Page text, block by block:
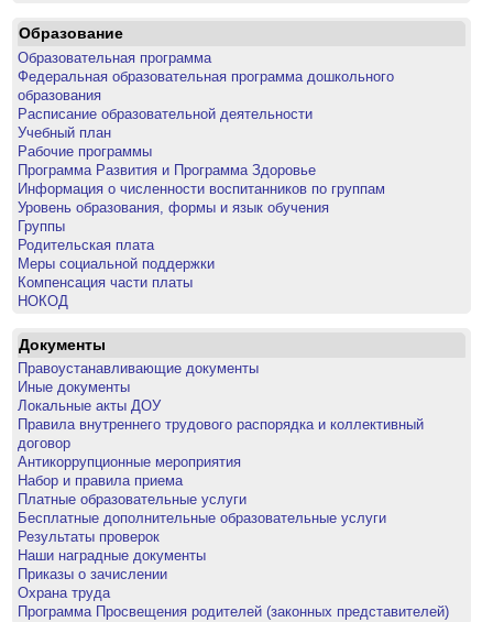
Образование
Образовательная программа
Федеральная образовательная программа дошкольного
образования
Расписание образовательной деятельности
Учебный план
Рабочие программы
Программа Развития и Программа Здоровье
Информация о численности воспитанников по группам
Уровень образования, формы и язык обучения
Группы
Родительская плата
Меры социальной поддержки
Компенсация части платы
НОКОД
Документы
Правоустанавливающие документы
Иные документы
Локальные акты ДОУ
Правила внутреннего трудового распорядка и коллективный
договор
Антикоррупционные мероприятия
Набор и правила приема
Платные образовательные услуги
Бесплатные дополнительные образовательные услуги
Результаты проверок
Наши наградные документы
Приказы о зачислении
Охрана труда
Программа Просвещения родителей (законных представителей)